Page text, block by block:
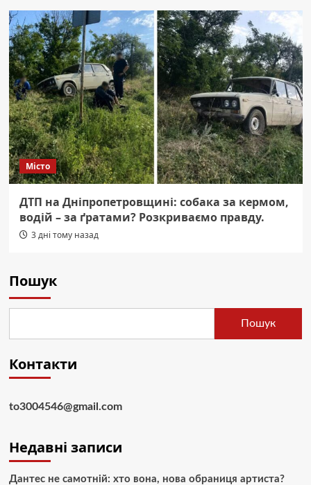
Місто
ДТП на Дніпропетровщині: собака за кермом,
водій – за ґратами? Розкриваємо правду.
3 дні тому назад
Пошук
Пошук
Контакти
to3004546@gmail.com
Недавні записи
Дантес не самотній: хто вона, нова обраниця артиста?